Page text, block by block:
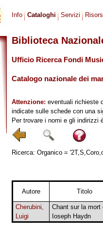
Info Cataloghi Servizi
Biblioteca
Ufficio Ricerca Fondi
Catalogo nazionale dei
Attenzione: eventuali richieste
indicate sulle schede con una
Per trovare i nomi e gli indirizzi
Ricerca: Organico =
Autore Titolo
Cherubini,
Luigi
Chant sur la mort
Ioseph Haydn